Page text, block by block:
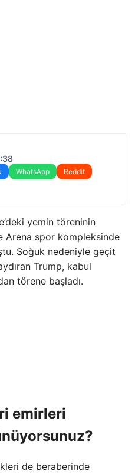
WhatsApp
Reddit
yemin töreninin
Arena spor kompleksinde
Soğuk nedeniyle geçit
Trump, kabul
törene başladı.
emirleri
de beraberinde